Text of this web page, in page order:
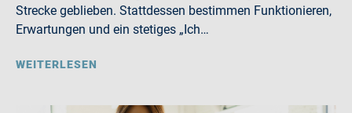
Strecke geblieben. Stattdessen bestimmen Funktionieren,
Erwartungen und ein stetiges „Ich…
WEITERLESEN